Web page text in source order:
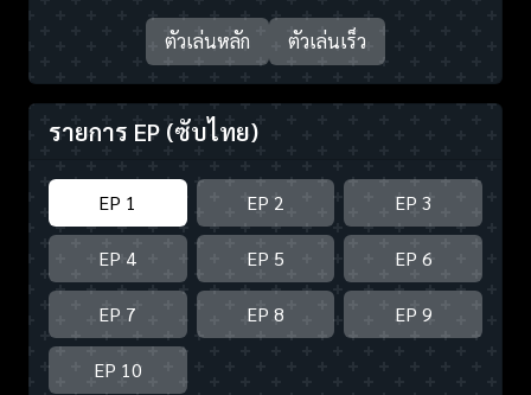
ตัวเล่นหลัก ตัวเล่นเร็ว
รายการ EP (ซับไทย)
EP 1 EP 2 EP 3
EP 4 EP 5 EP 6
EP 7 EP 8 EP 9
EP 10